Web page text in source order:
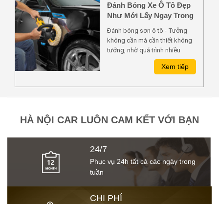
Đánh Bóng Xe Ô Tô Đẹp
Như Mới Lấy Ngay Trong
Đánh bóng sơn ô tô - Tưởng
không cần mà cần thiết không
tưởng, nhờ quá trình nhiều
bước này, việc hiệu chỉnh hay
đánh bóng sơn xe sẽ giúp loại
hoàn hảo trên bề mặt sơn,
đồng thời phục hồi bề mặt sơn
như lúc mới mua xe.
Xem tiếp
HÀ NỘI CAR LUÔN CAM KẾT VỚI BẠN
24/7
Phục vụ 24h tất cả các ngày trong
tuần
CHI PHÍ